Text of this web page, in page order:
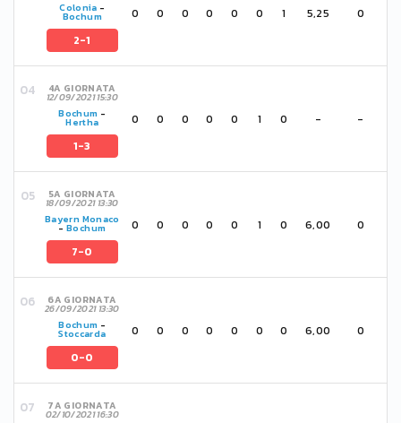
Colonia -
Bochum
2-1
0 0 0 0 0 0 1 5,25 0
4A GIORNATA
12/09/2021 15:30
Bochum -
Hertha
1-3
0 0 0 0 0 1 0 - -
5A GIORNATA
18/09/2021 13:30
Bayern Monaco
-Bochum
7-0
0 0 0 0 0 1 0 6,00 0
6A GIORNATA
26/09/2021 13:30
Bochum -
Stoccarda
0-0
0 0 0 0 0 0 0 6,00 0
7A GIORNATA
02/10/2021 16:30